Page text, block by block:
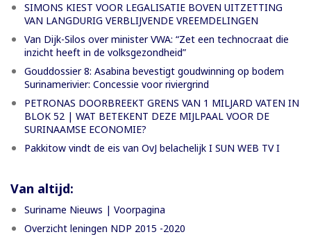
SIMONS KIEST VOOR LEGALISATIE BOVEN UITZETTING
VAN LANGDURIG VERBLIJVENDE VREEMDELINGEN
Van Dijk-Silos over minister VWA: “Zet een technocraat die
inzicht heeft in de volksgezondheid”
Gouddossier 8: Asabina bevestigt goudwinning op bodem
Surinamerivier: Concessie voor riviergrind
PETRONAS DOORBREEKT GRENS VAN 1 MILJARD VATEN IN
BLOK 52 | WAT BETEKENT DEZE MIJLPAAL VOOR DE
SURINAAMSE ECONOMIE?
Pakkitow vindt de eis van OvJ belachelijk I SUN WEB TV I
Van altijd:
Suriname Nieuws | Voorpagina
Overzicht leningen NDP 2015 -2020